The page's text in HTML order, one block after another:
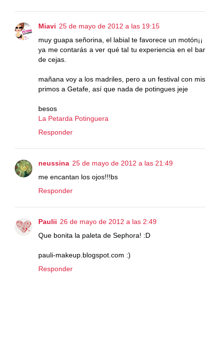
Miavi 25 de mayo de 2012 a las 19:15
muy guapa señorina, el labial te favorece un motón¡¡
ya me contarás a ver qué tal tu experiencia en el bar
de cejas.
mañana voy a los madriles, pero a un festival con mis
primos a Getafe, así que nada de potingues jeje
besos
La Petarda Potinguera
Responder
neussina 25 de mayo de 2012 a las 21:49
me encantan los ojos!!!bs
Responder
Paulii 26 de mayo de 2012 a las 2:49
Que bonita la paleta de Sephora! :D
pauli-makeup.blogspot.com :)
Responder